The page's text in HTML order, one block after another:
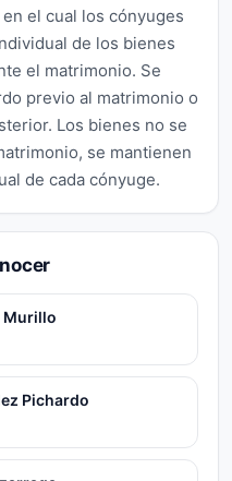
el cual los cónyuges
de los bienes
el matrimonio. Se
previo al matrimonio o
Los bienes no se
se mantienen
de cada cónyuge.
Murillo
Pichardo